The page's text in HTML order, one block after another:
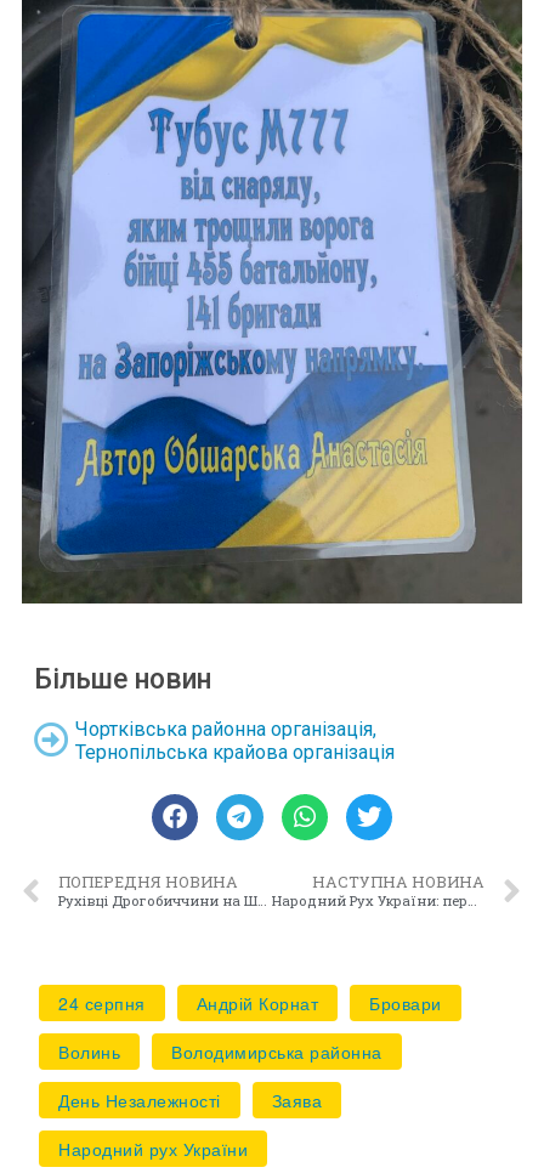
Більше новин
Чортківська районна організація,
Тернопільська крайова організація
ПОПЕРЕДНЯ НОВИНА
Рухівці Дрогобиччини на Шульцфесті
НАСТУПНА НОВИНА
Народний Рух України: перший крок на Чернігівщині
24 серпня Андрій Корнат
Бровари
Волинь
Володимирська районна
День Незалежності
Заява
Народний рух України